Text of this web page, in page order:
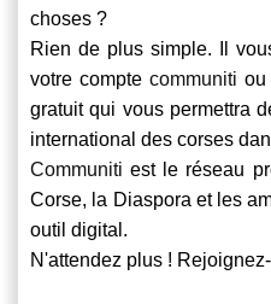
choses ?
Rien de plus simple. Il
votre compte communiti ou
gratuit qui vous permettra
international des corses
Communiti est le réseau
Corse, la Diaspora et les
outil digital.
N'attendez plus !